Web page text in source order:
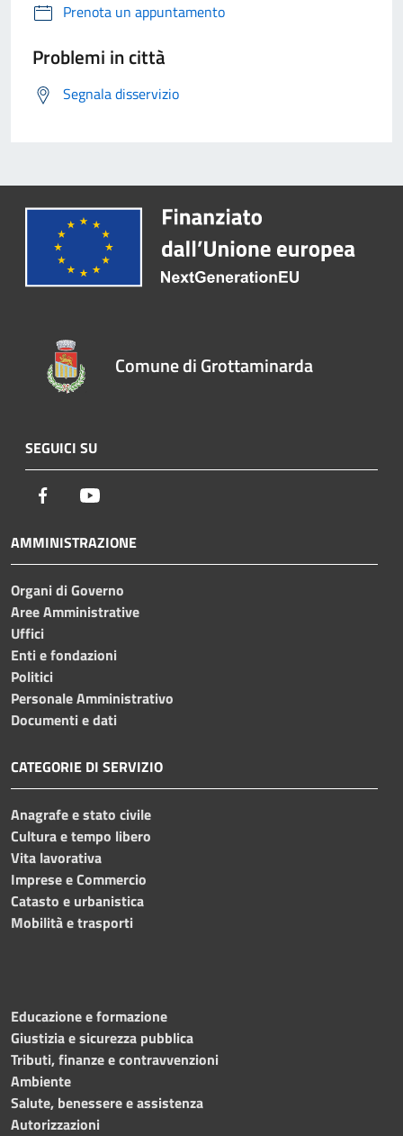
Prenota un appuntamento
Problemi in città
Segnala disservizio
Comune di Grottaminarda
SEGUICI SU
Facebook
AMMINISTRAZIONE
Organi di Governo
Aree Amministrative
Uffici
Enti e fondazioni
Politici
Personale Amministrativo
Documenti e dati
CATEGORIE DI SERVIZIO
Anagrafe e stato civile
Cultura e tempo libero
Vita lavorativa
Imprese e Commercio
Catasto e urbanistica
Mobilità e trasporti
Educazione e formazione
Giustizia e sicurezza pubblica
Tributi, finanze e contravvenzioni
Ambiente
Salute, benessere e assistenza
Autorizzazioni